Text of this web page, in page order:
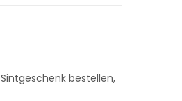
Sintgeschenk bestellen,